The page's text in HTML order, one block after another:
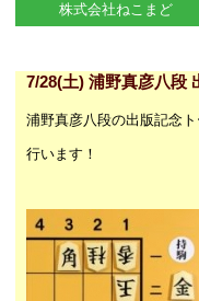
株式会社ねこまど
7/28(土) 浦野真彦八段
浦野真彦八段の出版記念
行います！